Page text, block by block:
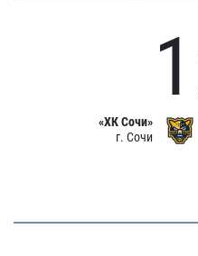
«ХК Сочи»
г. Сочи